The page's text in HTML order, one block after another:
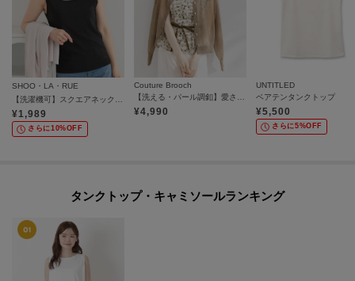
SHOO・LA・RUE
【洗濯機可】スクエアネックが小顔効果に きらきらラメタンクトップ
¥1,989
さらに10%OFF
Couture Brooch
【洗える・パール調釦】愛されシアーカーディガン
¥4,990
UNTITLED
ベアテンタンクトップ
¥5,500
さらに5%OFF
タンクトップ・キャミソールランキング